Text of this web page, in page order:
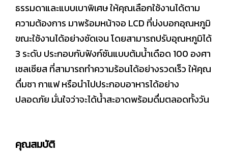
ธรรมดาและแบบเบาพิเศษ ให้คุณเลือกใช้งานได้ตาม
ความต้องการ มาพร้อมหน้าจอ LCD ที่บ่งบอกอุณหภูมิ
ขณะใช้งานได้อย่างชัดเจน โดยสามารถปรับอุณหภูมิได้
3 ระดับ ประกอบกับฟังก์ชันแบบต้มน้ำเดือด 100 องศา
เซลเซียส ที่สามารถทำความร้อนได้อย่างรวดเร็ว ให้คุณ
ดื่มชา กาแฟ หรือนำไปประกอบอาหารได้อย่าง
ปลอดภัย มั่นใจว่าจะได้น้ำสะอาดพร้อมดื่มตลอดทั้งวัน
คุณสมบัติ